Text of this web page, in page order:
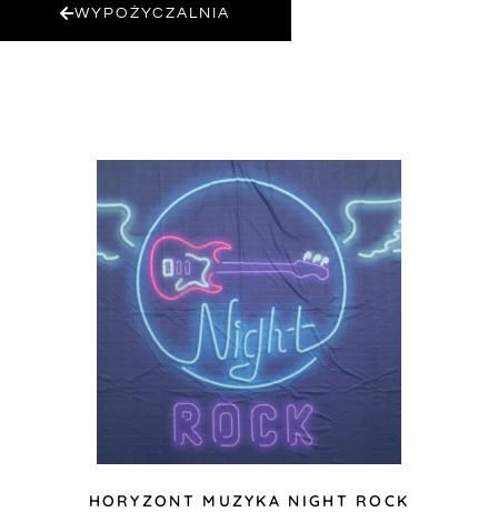
WYPOŻYCZALNIA
HORYZONT MUZYKA NIGHT ROCK